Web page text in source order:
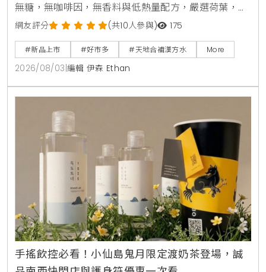
無糖，無咖啡因，無香料與低熱量配方，嚴選荷葉，薏
仁，山楂等草本素材，口感甘潤清爽。產品於2026年8
月上旬全台好市多Costco獨家上市，每箱24入售價
729元，提供日常輕鬆補水新選擇。
網友評分 (共10人參與) 175
#新品上市 #好市多 #天地合補漢方水 More
2026/08/03 編輯 伊森 Ethan
手搖飲控必看！小仙島鬼月限定渡奶茶登場，誠